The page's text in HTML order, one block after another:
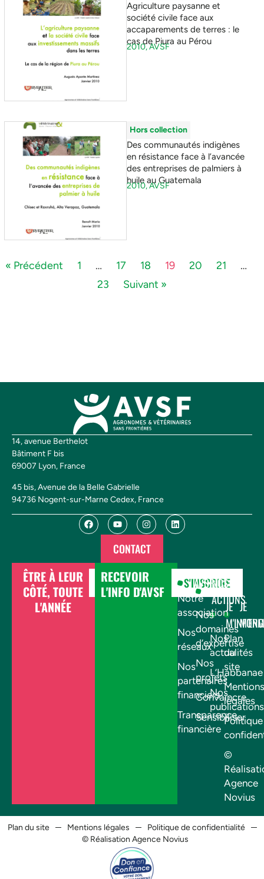
Agriculture paysanne et
société civile face aux
accaparements de terres : le
cas de Piura au Pérou
2010,AVSF
Hors collection
Des communautés indigènes
en résistance face à l’avancée
des entreprises de palmiers à
huile au Guatemala
2010,AVSF
« Précédent 1 … 17 18 19 20 21
…
23
Suivant »
14, avenue Berthelot
Bâtiment F bis
69007 Lyon, France
45 bis, Avenue de la Belle Gabrielle
94736 Nogent-sur-Marne Cedex, France
CONTACT
ÊTRE À LEUR
CÔTÉ, TOUTE
L'ANNÉE
DONNER
RECEVOIR
L'INFO D'AVSF
S'INSCRIRE
AVSF
Notre
association
Nos
réseaux
Nos
partenaires
financiers
Transparence
financière
NOS
ACTIONS
Nos
domaines
d’expertise
Nos
projets
Convaincre
Sensibiliser
JE
Nos
actualités
L’Habbanae
Nos
publications
JE
Plan
du
site
Mentions
légales
©
Agence
Novius
Plan du site Mentions légales
Politique de confidentialité
© Réalisation Agence Novius